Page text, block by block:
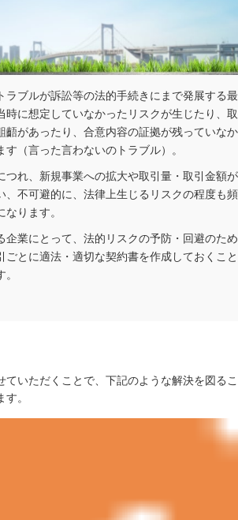
ラブルが訴訟等の法的手続きにまで発展する最
時に想定していなかったリスクが生じたり、取
齬があったり、合意内容の証拠が残っていなか
（言った言わないのトラブル）。
つれ、新規事業への拡大や取引量・取引金額が
、不可避的に、法律上生じるリスクの程度も頻
ります。
企業にとって、法的リスクの予防・回避のため
ごとに適法・適切な契約書を作成しておくこと
ていただくことで、下記のような解決を図るこ
。